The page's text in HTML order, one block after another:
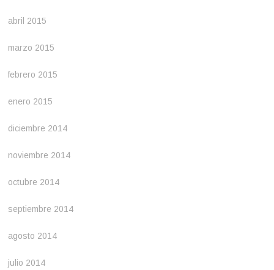
abril 2015
marzo 2015
febrero 2015
enero 2015
diciembre 2014
noviembre 2014
octubre 2014
septiembre 2014
agosto 2014
julio 2014